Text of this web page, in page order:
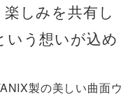
しみを共有し
いう想いが込め
製の美しい曲面ウ